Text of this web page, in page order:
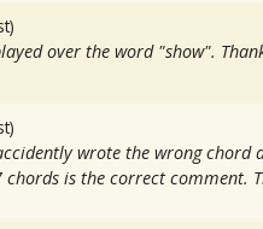
over the word "show".
wrote the wrong chord
is the correct comment.